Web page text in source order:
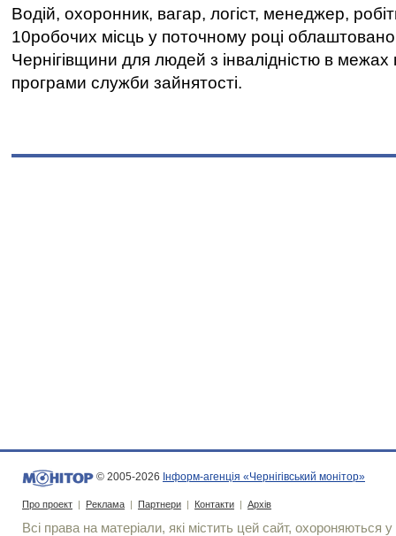
Водій, охоронник, вагар, логіст, менеджер,
10робочих місць у поточному році
Чернігівщини для людей з інвалідністю в межах
програми служби зайнятості.
© 2005-2026 Інформ-агенція «Чернігівський монітор»
Про проект | Реклама | Партнери | Контакти | Архів
Всі права на матеріали, які містить цей сайт, охороняються у